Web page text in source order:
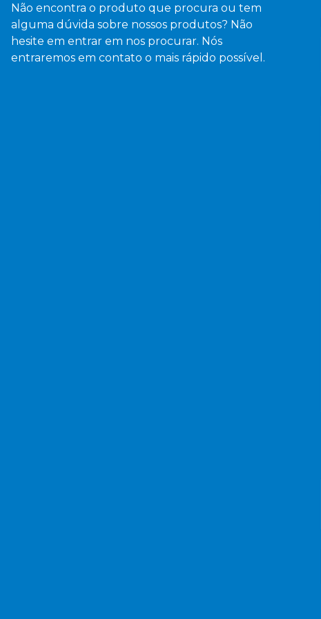
Não encontra o produto que procura ou tem
alguma dúvida sobre nossos produtos? Não
hesite em entrar em nos procurar. Nós
entraremos em contato o mais rápido possível.